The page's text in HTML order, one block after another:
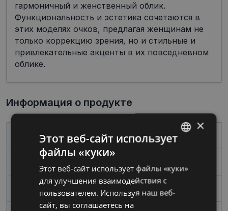
гармоничный и женственный облик.
Функциональность и эстетика сочетаются в
этих моделях очков, предлагая женщинам не
только коррекцию зрения, но и стильные и
привлекательные акценты в их повседневном
облике.
Информация о продукте
TOM FORD
RUSSIAN
×
Этот веб-сайт использует
файлы «куки»
Этот веб-сайт использует файлы «куки»
для улучшения взаимодействия с
пользователем. Используя наш веб-
сайт, вы соглашаетесь на